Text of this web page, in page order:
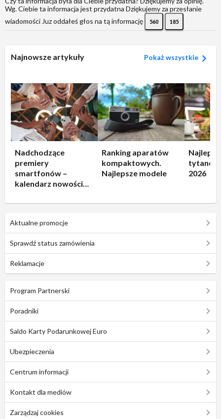
Wg. Ciebie ta informacja jest przydatna Dziękujemy za przesłanie
wiadomości Juz oddałeś głos na tą informację 560 185
Najnowsze artykuły Pokaż wszystkie
Nadchodzące
premiery
smartfonów –
kalendarz nowości
Ranking aparatów
kompaktowych.
Najlepsze modele
2026
Aktualne promocje
Sprawdź status zamówienia
Reklamacje
Program Partnerski
Poradniki
Saldo Karty Podarunkowej Euro
Ubezpieczenia
Centrum informacji
Kontakt dla mediów
Zarządzaj cookies